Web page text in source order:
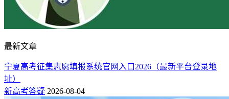
最新文章
宁夏高考征集志愿填报系统官网入口2026（最新平台登录地
址）
新高考答疑 2026-08-04